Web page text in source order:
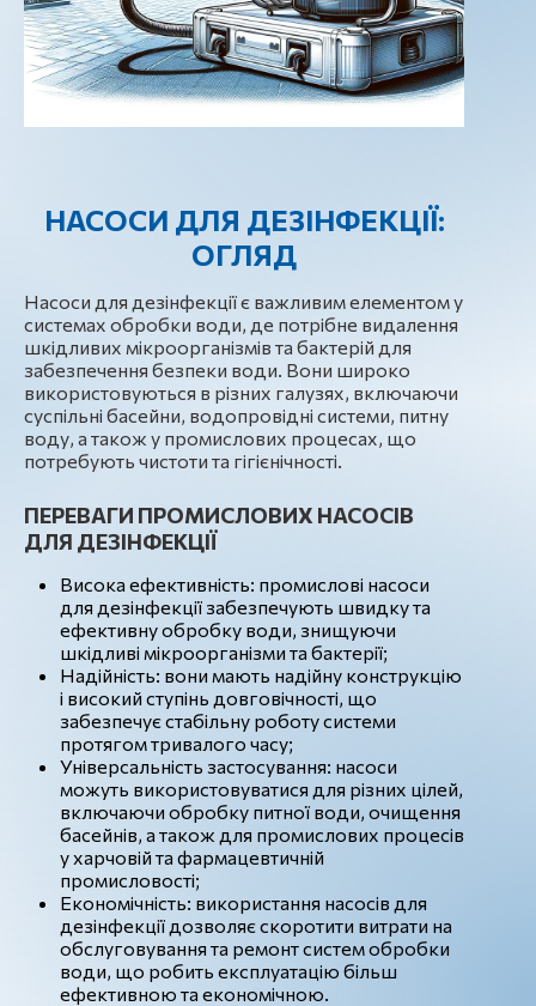
НАСОСИ ДЛЯ ДЕЗІНФЕКЦІЇ:
ОГЛЯД
Насоси для дезінфекції є важливим елементом у
системах обробки води, де потрібне видалення
шкідливих мікроорганізмів та бактерій для
забезпечення безпеки води. Вони широко
використовуються в різних галузях, включаючи
суспільні басейни, водопровідні системи, питну
воду, а також у промислових процесах, що
потребують чистоти та гігієнічності.
ПЕРЕВАГИ ПРОМИСЛОВИХ НАСОСІВ
ДЛЯ ДЕЗІНФЕКЦІЇ
Висока ефективність: промислові насоси
для дезінфекції забезпечують швидку та
ефективну обробку води, знищуючи
шкідливі мікроорганізми та бактерії;
Надійність: вони мають надійну конструкцію
і високий ступінь довговічності, що
забезпечує стабільну роботу системи
протягом тривалого часу;
Універсальність застосування: насоси
можуть використовуватися для різних цілей,
включаючи обробку питної води, очищення
басейнів, а також для промислових процесів
у харчовій та фармацевтичній
промисловості;
Економічність: використання насосів для
дезінфекції дозволяє скоротити витрати на
обслуговування та ремонт систем обробки
води, що робить експлуатацію більш
ефективною та економічною.